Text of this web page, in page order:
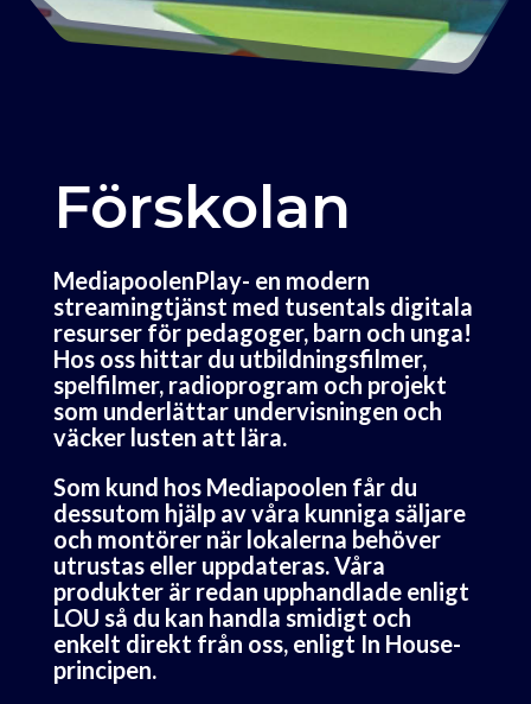
Förskolan
MediapoolenPlay- en modern
streamingtjänst med tusentals digitala
resurser för pedagoger, barn och unga!
Hos oss hittar du utbildningsfilmer,
spelfilmer, radioprogram och projekt
som underlättar undervisningen och
väcker lusten att lära.
Som kund hos Mediapoolen får du
dessutom hjälp av våra kunniga säljare
och montörer när lokalerna behöver
utrustas eller uppdateras. Våra
produkter är redan upphandlade enligt
LOU så du kan handla smidigt och
enkelt direkt från oss, enligt In House-
principen.